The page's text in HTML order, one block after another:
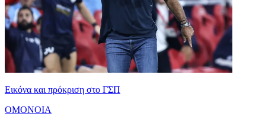
Εικόνα και πρόκριση στο ΓΣΠ
ΟΜΟΝΟΙΑ